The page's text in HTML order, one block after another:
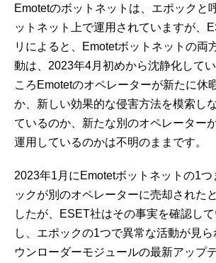
Emotetのボットネットは、エポックと
ットネット上で運用されていますが、
リによると、Emotetボットネットの両
動は、2023年4月初めから沈静化して
ころEmotetのオペレーターが新たに休
か、新しい効果的な侵害方法を模索し
ているのか、新たな別のオペレーター
運用しているのかは不明のままです。
2023年1月にEmotetボットネットの1
ックが別のオペレーターに売却された
したが、ESET社はその事実を確認し
し、エポックの1つで異常な活動が見
ウンローダーモジュールの最新アップ